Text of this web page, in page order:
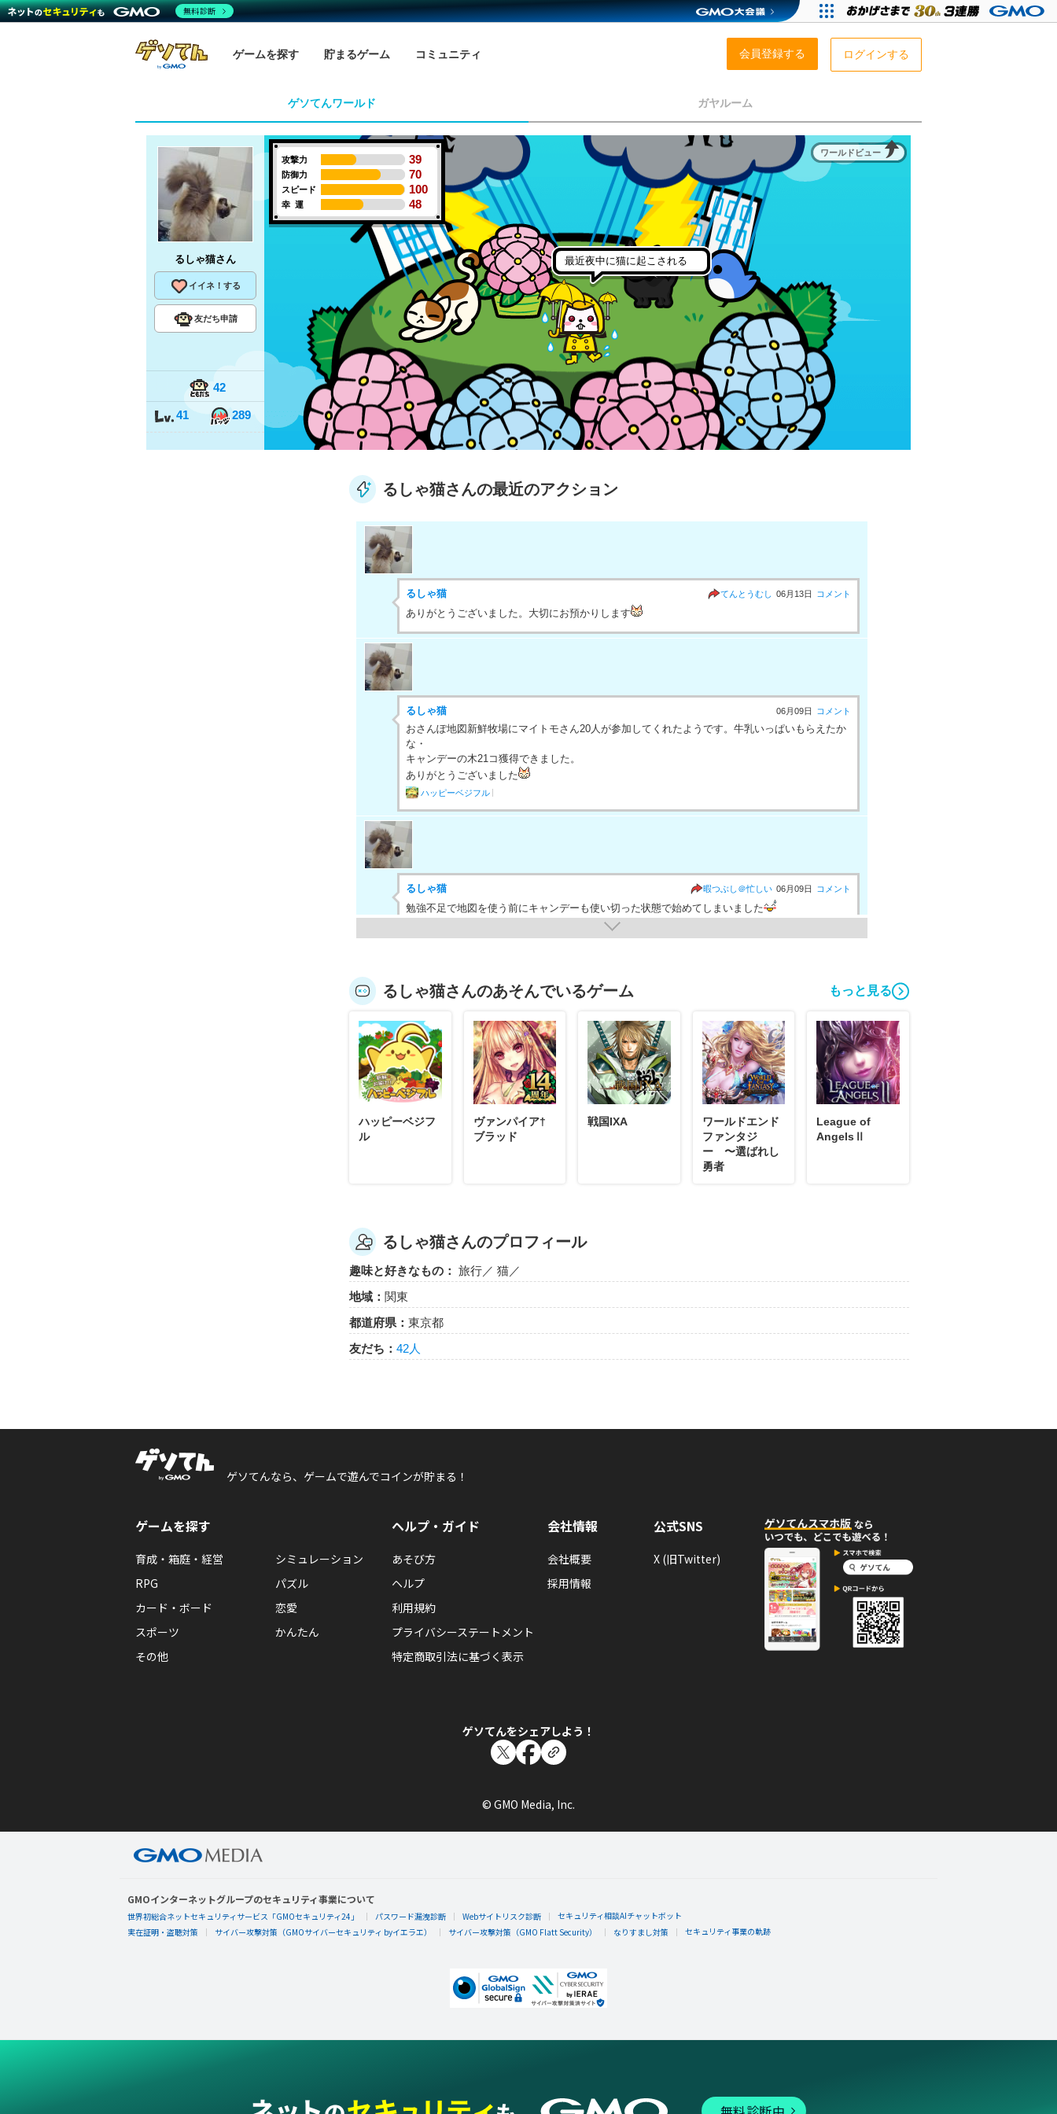
ゲームを探す 貯まるゲーム コミュニティ 会員登録する ログインする
ゲソてんワールド ガヤルーム
るしゃ猫さん
イイネ！する
友だち申請
42
41 289
ワールドビュー
攻撃力 39
防御力 70
スピード 100
幸 運 48
最近夜中に猫に起こされる
るしゃ猫さんの最近のアクション
るしゃ猫 てんとうむし 06月13日 コメント
ありがとうございました。大切にお預かりします
るしゃ猫 06月09日 コメント
おさんぽ地図新鮮牧場にマイトモさん20人が参加してくれたようです。牛乳いっぱいもらえたか
な・
キャンデーの木21コ獲得できました。
ありがとうございました
ハッピーベジフル
るしゃ猫 暇つぶし＠忙しい 06月09日 コメント
勉強不足で地図を使う前にキャンデーも使い切った状態で始めてしまいました
今度はキャンデー貯めて、行動ポイント満タンで再挑戦します♪
るしゃ猫 暇つぶし＠忙しい 06月09日 コメント
やったね！ 牛乳だけじゃなかったのですね♪
行動力足りなくて前に進めませんでした。
プレゼントのお裾分けありがとうございました
るしゃ猫
いしすさんに倣っておさんぽ地図使ってみました。
新鮮牧場です。
マイトモの皆さんどうぞ～(=^・^=)
初めて参加してみました。
るしゃ猫 06月04日
ビールとバナナをどうぞ～
バナ夫追加しました～
るしゃ猫
お子ちゃまはノンアルバナナ
をどうぞ～
今晩来られないマイともの皆様、明日昼も開催します
るしゃ猫さんのあそんでいるゲーム もっと見る
ハッピーベジフ
ル
ヴァンパイア†
ブラッド
戦国IXA
ワールドエンド
ファンタジ
ー 〜選ばれし
勇者
League of
AngelsⅡ
るしゃ猫さんのプロフィール
趣味と好きなもの： 旅行／ 猫／
地域： 関東
都道府県： 東京都
友だち： 42人
ゲソてんなら、ゲームで遊んでコインが貯まる！
ゲームを探す
育成・箱庭・経営
シミュレーション
RPG
パズル
カード・ボード
恋愛
スポーツ
かんたん
その他
ヘルプ・ガイド
あそび方
ヘルプ
利用規約
プライバシーステートメント
特定商取引法に基づく表示
会社情報
会社概要
採用情報
公式SNS
X (旧Twitter)
ゲソてんをシェアしよう！
© GMO Media, Inc.
GMOインターネットグループのセキュリティ事業について
世界初総合ネットセキュリティサービス「GMOセキュリティ24」 パスワード漏洩診断 Webサイトリスク診断
セキュリティ相談AIチャットボット
実在証明・盗聴対策
サイバー攻撃対策（GMOサイバーセキュリティ byイエラエ） サイバー攻撃対策（GMO Flatt Security） なりすまし対策 セキュリティ事業の軌跡
無料診断